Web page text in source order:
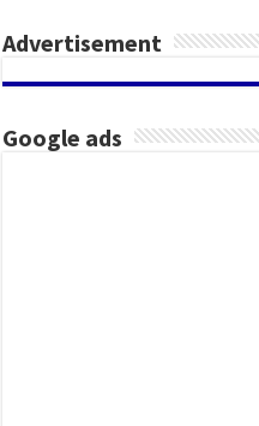
Advertisement
Google ads